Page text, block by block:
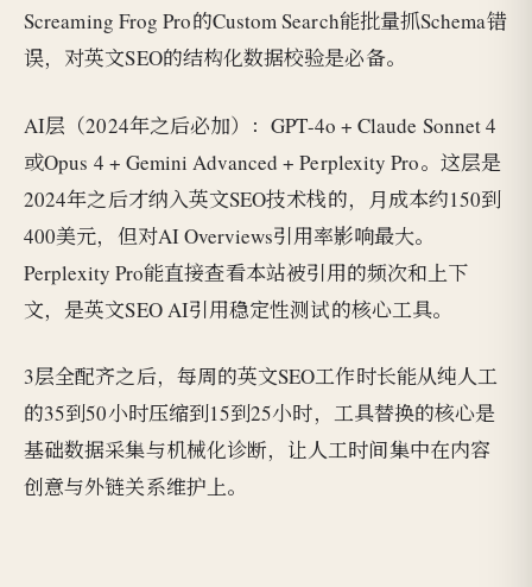
Screaming Frog Pro的Custom Search能批量抓Schema错
误，对英文SEO的结构化数据校验是必备。
AI层（2024年之后必加）：GPT-4o + Claude Sonnet 4
或Opus 4 + Gemini Advanced + Perplexity Pro。这层是
2024年之后才纳入英文SEO技术栈的，月成本约150到
400美元，但对AI Overviews引用率影响最大。
Perplexity Pro能直接查看本站被引用的频次和上下
文，是英文SEO AI引用稳定性测试的核心工具。
3层全配齐之后，每周的英文SEO工作时长能从纯人工
的35到50小时压缩到15到25小时，工具替换的核心是
基础数据采集与机械化诊断，让人工时间集中在内容
创意与外链关系维护上。